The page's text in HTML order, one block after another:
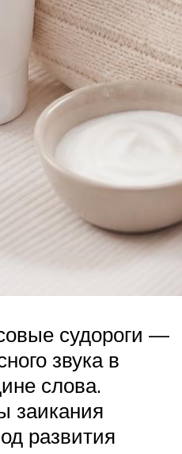
судороги —
звука в
слова.
заикания
развития